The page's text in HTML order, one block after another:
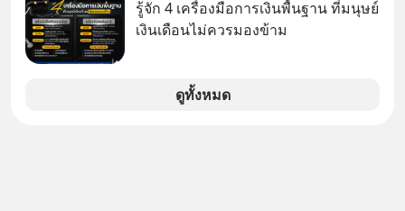
รู้จัก 4 เครื่องมือการเงินพื้นฐาน ที่มนุษย์
เงินเดือนไม่ควรมองข้าม
ดูทั้งหมด